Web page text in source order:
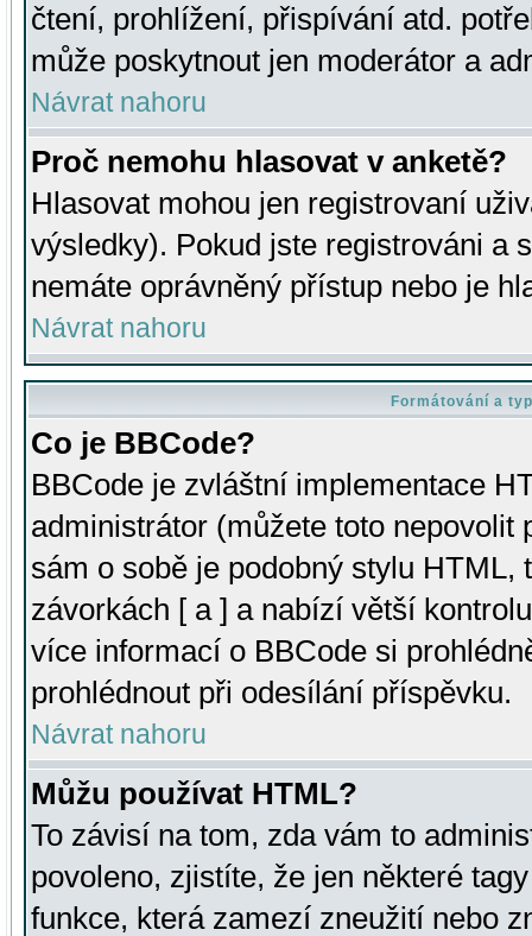
čtení, prohlížení, přispívání atd.
může poskytnout jen moderátor a
Návrat nahoru
Proč nemohu hlasovat v anketě?
Hlasovat mohou jen registrovaní
výsledky). Pokud jste registrováni a
nemáte oprávněný přístup nebo je
Návrat nahoru
Formátování a
Co je BBCode?
BBCode je zvláštní implementace
administrátor (můžete toto
sám o sobě je podobný stylu HTML,
závorkách [ a ] a nabízí větší
více informací o BBCode si
prohlédnout při odesílání příspěvku.
Návrat nahoru
Můžu používat HTML?
To závisí na tom, zda vám to
povoleno, zjistíte, že jen některé
funkce, která zamezí zneužití nebo